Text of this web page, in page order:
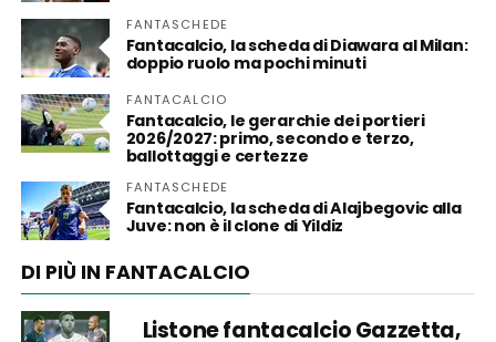
FANTASCHEDE
Fantacalcio, la scheda di Diawara al Milan:
doppio ruolo ma pochi minuti
FANTACALCIO
Fantacalcio, le gerarchie dei portieri
2026/2027: primo, secondo e terzo,
ballottaggi e certezze
FANTASCHEDE
Fantacalcio, la scheda di Alajbegovic alla
Juve: non è il clone di Yildiz
DI PIÙ IN FANTACALCIO
Listone fantacalcio Gazzetta,